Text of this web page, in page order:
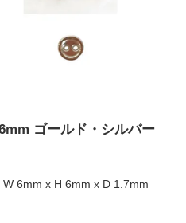
ゴールド・シルバー
6mm x H 6mm x D 1.7mm